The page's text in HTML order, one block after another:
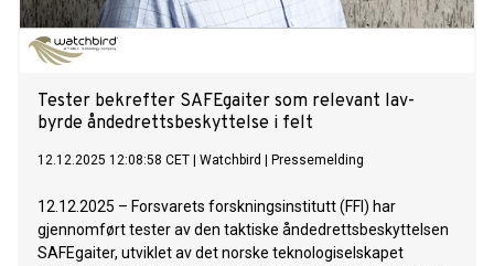
Tester bekrefter SAFEgaiter som relevant lav-
byrde åndedrettsbeskyttelse i felt
12.12.2025 12:08:58 CET Watchbird Pressemelding
12.12.2025 – Forsvarets forskningsinstitutt (FFI) har
gjennomført tester av den taktiske åndedrettsbeskyttelsen
SAFEgaiter, utviklet av det norske teknologiselskapet